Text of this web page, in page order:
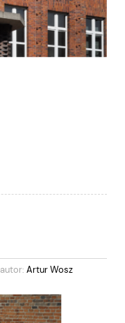
autor: Artur Wosz